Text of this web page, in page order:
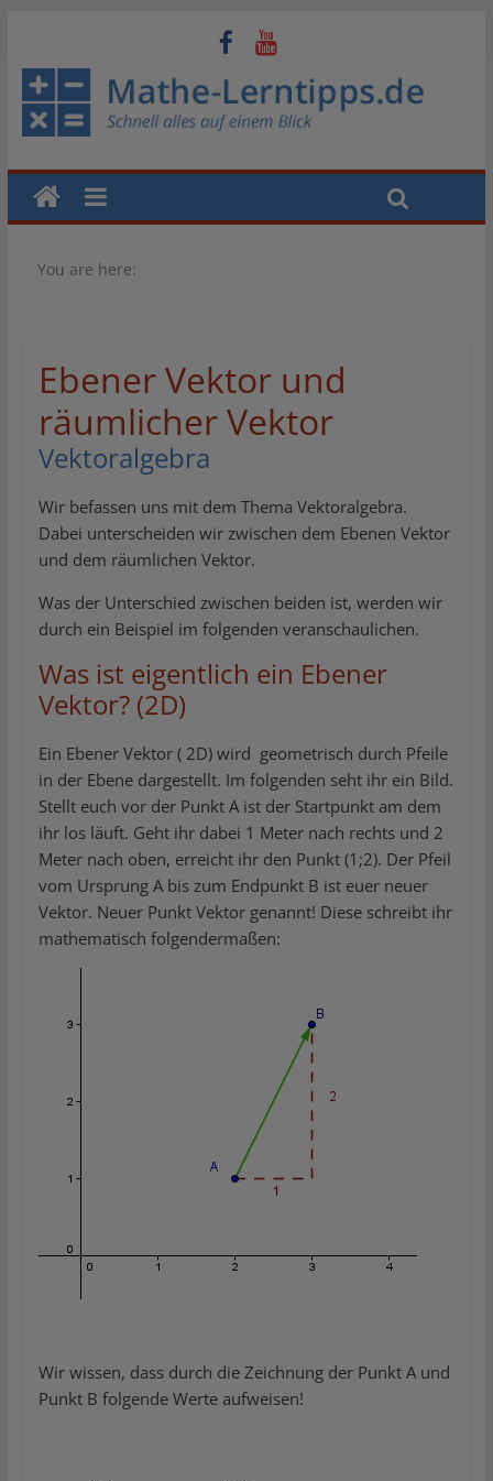
You are here:
Ebener Vektor und
räumlicher Vektor
Vektoralgebra
Wir befassen uns mit dem Thema Vektoralgebra.
Dabei unterscheiden wir zwischen dem Ebenen Vektor
und dem räumlichen Vektor.
Was der Unterschied zwischen beiden ist, werden wir
durch ein Beispiel im folgenden veranschaulichen.
Was ist eigentlich ein Ebener
Vektor? (2D)
Ein Ebener Vektor ( 2D) wird geometrisch durch Pfeile
in der Ebene dargestellt. Im folgenden seht ihr ein Bild.
Stellt euch vor der Punkt A ist der Startpunkt am dem
ihr los läuft. Geht ihr dabei 1 Meter nach rechts und 2
Meter nach oben, erreicht ihr den Punkt (1;2). Der Pfeil
vom Ursprung A bis zum Endpunkt B ist euer neuer
Vektor. Neuer Punkt Vektor genannt! Diese schreibt ihr
mathematisch folgendermaßen:
Wir wissen, dass durch die Zeichnung der Punkt A und
Punkt B folgende Werte aufweisen!